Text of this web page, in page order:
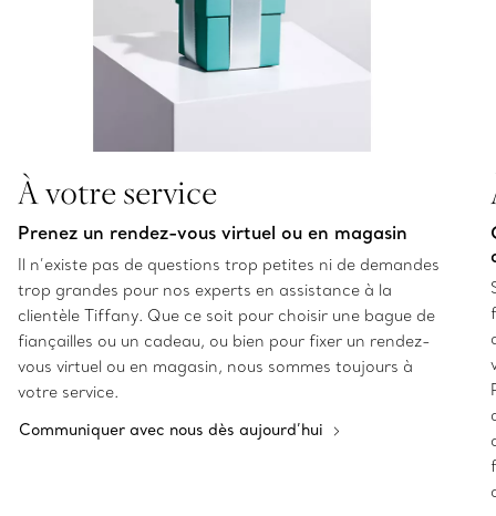
À votre service
Prenez un rendez-vous virtuel ou en magasin
Il n’existe pas de questions trop petites ni de demandes
trop grandes pour nos experts en assistance à la
clientèle Tiffany. Que ce soit pour choisir une bague de
fiançailles ou un cadeau, ou bien pour fixer un rendez-
vous virtuel ou en magasin, nous sommes toujours à
votre service.
Communiquer avec nous dès aujourd’hui